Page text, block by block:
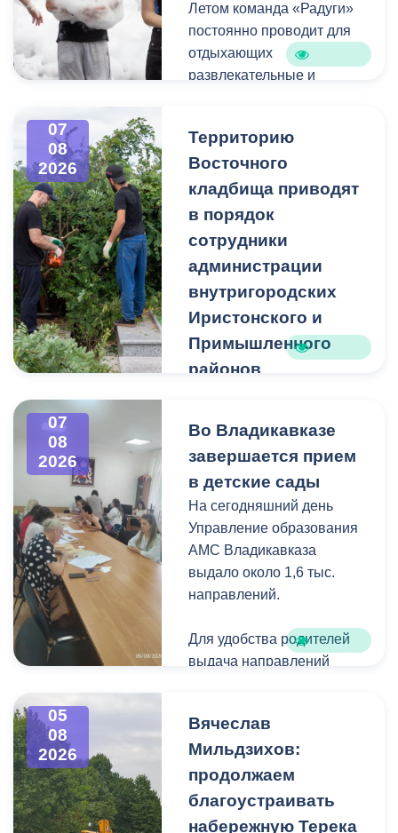
Летом команда «Радуги»
постоянно проводит для
отдыхающих
развлекательные и
07
08
2026
Территорию
Восточного
кладбища приводят
в порядок
сотрудники
администрации
внутригородских
Иристонского и
Примышленного
районов
загущения территории
дикорастущими
деревьями,
муниципальные служащие
с утра косят, пилят
поросль между
захоронениями и
собирают скошенную
07
08
2026
Во Владикавказе
завершается прием
в детские сады
На сегодняшний день
Управление образования
АМС Владикавказа
выдало около 1,6 тыс.
направлений.
Для удобства родителей
выдача направлений
очередей и долгого
ожидания.
Прием в детские сады
начался 15 июля и
05
08
2026
Вячеслав
Мильдзихов:
продолжаем
благоустраивать
набережную Терека